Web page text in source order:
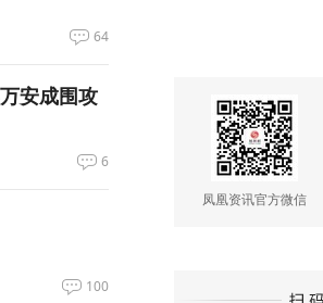
64
安成围攻
6
100
凤凰资讯官方微信